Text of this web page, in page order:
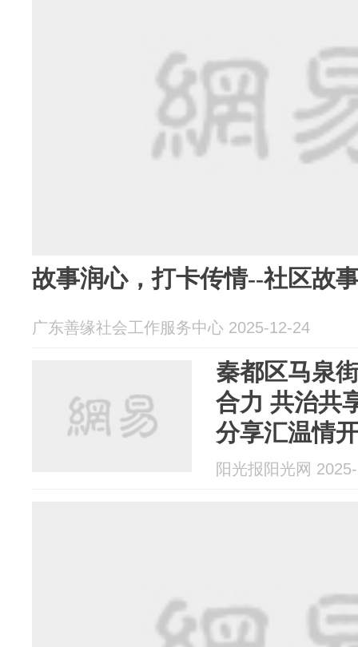
故事润心，打卡传情--社区故
广东善缘社会工作服务中心 2025-12-24
秦都区马泉
合力 共治共
分享汇温情
阳光报阳光网